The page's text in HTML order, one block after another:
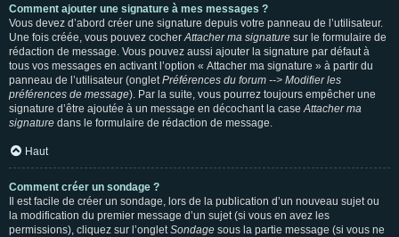
Comment ajouter une signature à mes messages ?
Vous devez d’abord créer une signature depuis votre panneau de l’utilisateur.
Une fois créée, vous pouvez cocherAttacher ma signature sur le formulaire de
rédaction de message. Vous pouvez aussi ajouter la signature par défaut à
tous vos messages en activant l’option « Attacher ma signature » à partir du
panneau de l’utilisateur (ongletPréférences du forum --> Modifier les
préférences de message). Par la suite, vous pourrez toujours empêcher une
signature d’être ajoutée à un message en décochant la caseAttacher ma
signature dans le formulaire de rédaction de message.
Haut
Comment créer un sondage ?
Il est facile de créer un sondage, lors de la publication d’un nouveau sujet ou
la modification du premier message d’un sujet (si vous en avez les
permissions), cliquez sur l’ongletSondage sous la partie message (si vous ne